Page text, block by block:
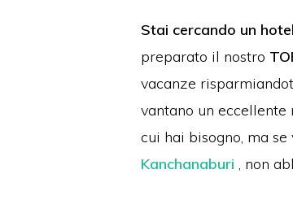
Stai cercando un
preparato il nostro
vacanze
vantano un
cui hai bisogno, ma
Kanchanaburi , non